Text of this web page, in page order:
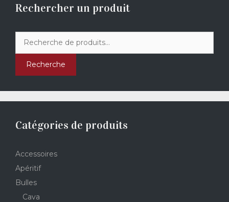
Rechercher un produit
pour :
Recherche
Catégories de produits
Accessoires
Apéritif
Bulles
Cava